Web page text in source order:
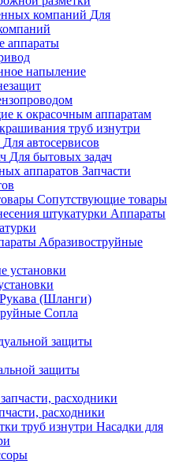
Для
аппараты
напыление
к окрасочным аппаратам
труб изнутри
Для автосервисов
Для бытовых задач
Запчасти
Сопутствующие товары
Аппараты
Aбразивоструйные
Рукава (Шланги)
Сопла
защиты
расходники
Насадки для